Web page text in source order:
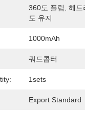
360도 플립, 헤드
도 유지
1000mAh
쿼드콥터
1sets
Export Standard